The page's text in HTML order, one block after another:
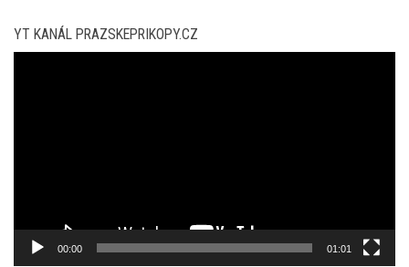
YT KANÁL PRAZSKEPRIKOPY.CZ
00:00 01:01